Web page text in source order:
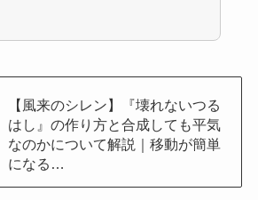
【風来のシレン】『壊れないつる
はし』の作り方と合成しても平気
なのかについて解説｜移動が簡単
になる…